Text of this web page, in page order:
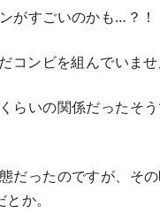
がすごいのかも…？！
ンビを組んでいませ
らいの関係だったそ
だったのですが、そ
か。